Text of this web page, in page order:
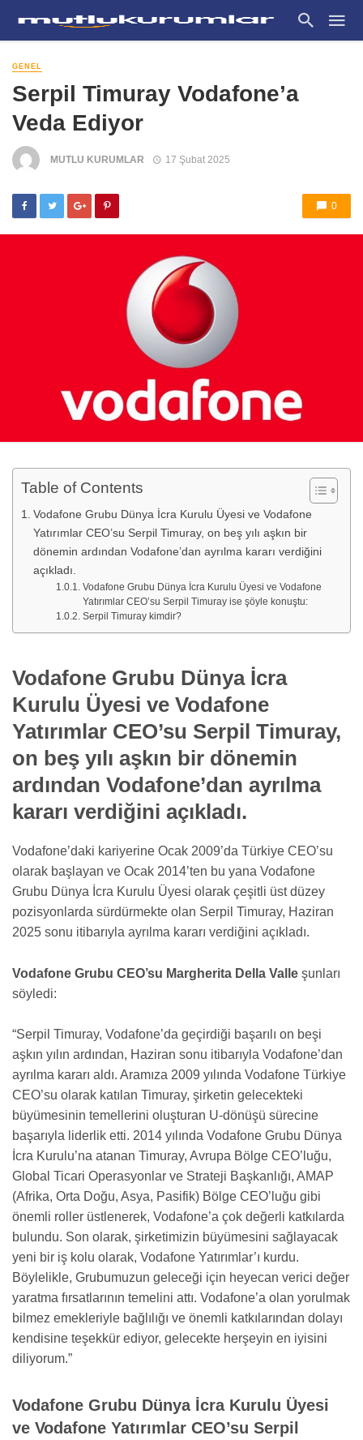
GENEL
Serpil Timuray Vodafone’a
Veda Ediyor
MUTLU KURUMLAR 17 Şubat 2025
0
Table of Contents
Vodafone Grubu Dünya İcra Kurulu Üyesi ve Vodafone
Yatırımlar CEO’su Serpil Timuray, on beş yılı aşkın bir
dönemin ardından Vodafone’dan ayrılma kararı verdiğini
açıkladı.
Vodafone Grubu Dünya İcra Kurulu Üyesi ve Vodafone
Yatırımlar CEO’su Serpil Timuray ise şöyle konuştu:
Serpil Timuray kimdir?
Vodafone Grubu Dünya İcra
Kurulu Üyesi ve Vodafone
Yatırımlar CEO’su Serpil Timuray,
on beş yılı aşkın bir dönemin
ardından Vodafone’dan ayrılma
kararı verdiğini açıkladı.
Vodafone’daki kariyerine Ocak 2009’da Türkiye CEO’su
olarak başlayan ve Ocak 2014’ten bu yana Vodafone
Grubu Dünya İcra Kurulu Üyesi olarak çeşitli üst düzey
pozisyonlarda sürdürmekte olan Serpil Timuray, Haziran
2025 sonu itibarıyla ayrılma kararı verdiğini açıkladı.
Vodafone Grubu CEO’su Margherita Della Valle şunları
söyledi:
“Serpil Timuray, Vodafone’da geçirdiği başarılı on beşi
aşkın yılın ardından, Haziran sonu itibarıyla Vodafone’dan
ayrılma kararı aldı. Aramıza 2009 yılında Vodafone Türkiye
CEO’su olarak katılan Timuray, şirketin gelecekteki
büyümesinin temellerini oluşturan U-dönüşü sürecine
başarıyla liderlik etti. 2014 yılında Vodafone Grubu Dünya
İcra Kurulu’na atanan Timuray, Avrupa Bölge CEO’luğu,
Global Ticari Operasyonlar ve Strateji Başkanlığı, AMAP
(Afrika, Orta Doğu, Asya, Pasifik) Bölge CEO’luğu gibi
önemli roller üstlenerek, Vodafone’a çok değerli katkılarda
bulundu. Son olarak, şirketimizin büyümesini sağlayacak
yeni bir iş kolu olarak, Vodafone Yatırımlar’ı kurdu.
Böylelikle, Grubumuzun geleceği için heyecan verici değer
yaratma fırsatlarının temelini attı. Vodafone’a olan yorulmak
bilmez emekleriyle bağlılığı ve önemli katkılarından dolayı
kendisine teşekkür ediyor, gelecekte herşeyin en iyisini
diliyorum.”
Vodafone Grubu Dünya İcra Kurulu Üyesi
ve Vodafone Yatırımlar CEO’su Serpil